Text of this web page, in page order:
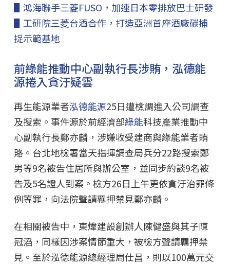
▋鴻海聯手三菱FUSO，加速日本零排放巴士研發
▋工研院三菱台酒合作，打造亞洲首座酒廠碳捕
捉示範基地
前綠能推動中心副執行長涉賄，泓德能
源捲入貪汙疑雲
再生能源業者泓德能源25日遭檢調進入公司調查
及搜索。事件源於前經濟部綠能科技產業推動中
心副執行長鄭亦麟，涉嫌收受建商與綠能業者賄
賂。台北地檢署當天指揮調查局兵分22路搜索鄭
男等9名被告住居所與辦公室，並同步約談9名被
告及5名證人到案。檢方26日上午更依貪汙治罪條
例等罪，向法院聲請羈押禁見鄭亦麟。
在相關被告中，東煒建設創辦人陳健盛與其子陳
冠滔，同樣因涉案情節重大，被檢方聲請羈押禁
見。至於泓德能源總經理周仕昌，則以100萬元交